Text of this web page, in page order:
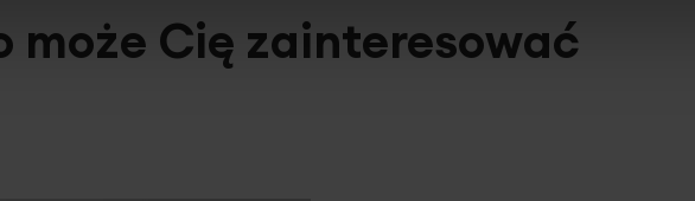
może Cię zainteresować